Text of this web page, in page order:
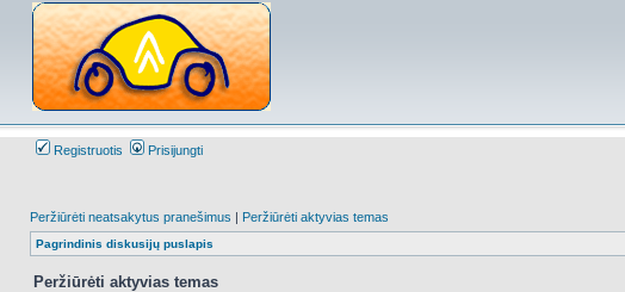
Registruotis Prisijungti
Peržiūrėti neatsakytus pranešimus | Peržiūrėti aktyvias temas
Pagrindinis diskusijų puslapis
Peržiūrėti aktyvias temas